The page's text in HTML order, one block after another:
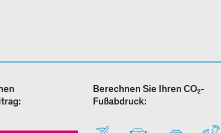
Berechnen Sie Ihren CO₂-
Fußabdruck: